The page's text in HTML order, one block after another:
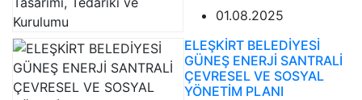
01.08.2025
ELEŞKİRT BELEDİYESİ
GÜNEŞ ENERJİ SANTRALİ
ÇEVRESEL VE SOSYAL
YÖNETİM PLANI